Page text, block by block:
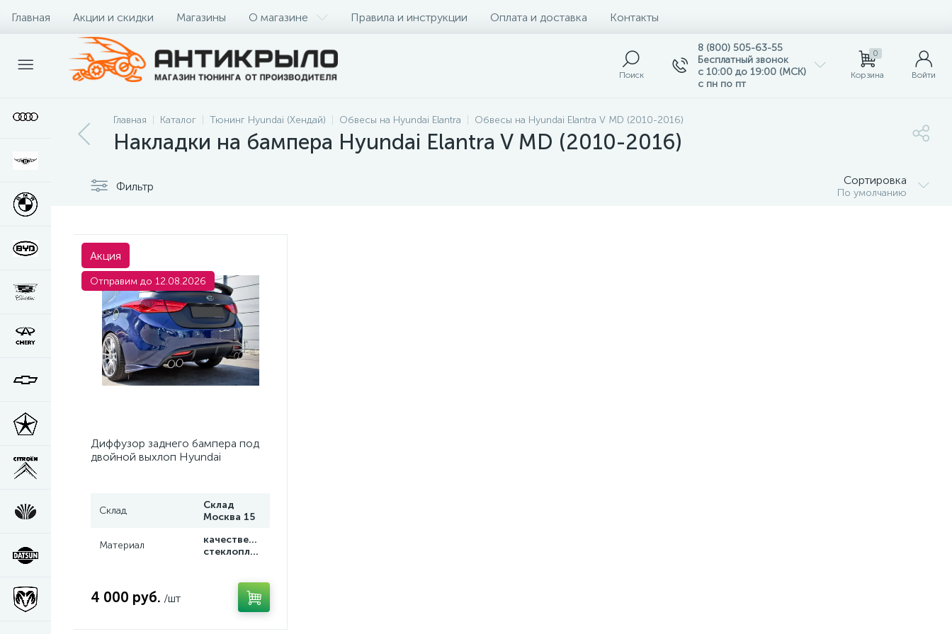
Главная Акции и скидки Магазины О магазине Правила и инструкции Оплата и доставка Контакты
Поиск
8 (800) 505-63-55
Бесплатный звонок
с 10:00 до 19:00 (МСК)
с пн по пт
0
Корзина Войти
Главная Каталог Тюнинг Hyundai (Хендай) Обвесы на Hyundai Elantra Обвесы на Hyundai Elantra V MD (2010-2016)
Накладки на бампера Hyundai Elantra V MD (2010-2016)
Фильтр Сортировка
По умолчанию
Акция
Отправим до 12.08.2026
Диффузор заднего бампера под
двойной выхлоп Hyundai
Склад
Склад
Москва 15
Материал
качественный
стеклопластик
4 000 руб. /шт